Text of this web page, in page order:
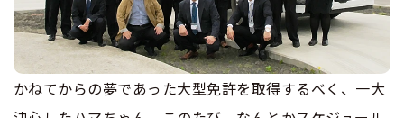
かねてからの夢であった大型免許を取得するべく、一大